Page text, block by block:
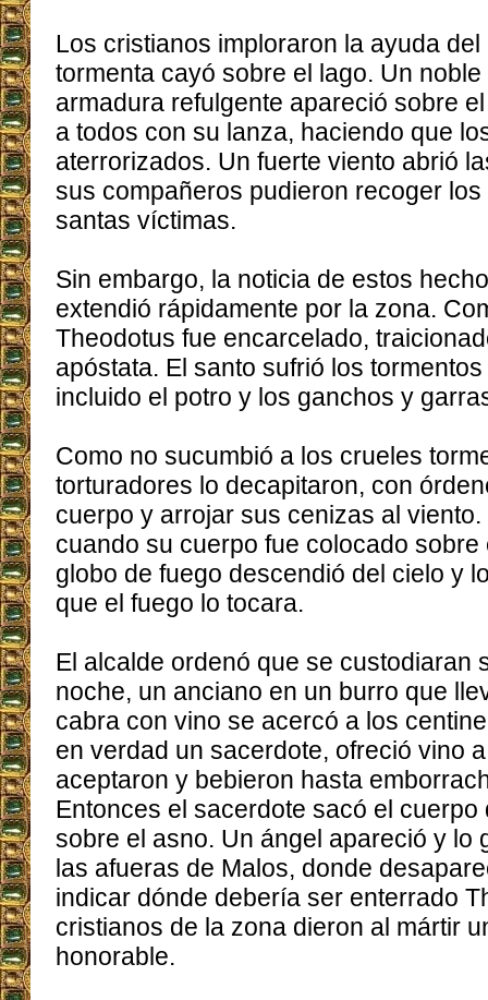
Los cristianos imploraron la ayuda
tormenta cayó sobre el lago. Un
armadura refulgente apareció sobre
a todos con su lanza, haciendo que
aterrorizados. Un fuerte viento abrió
sus compañeros pudieron recoger
santas víctimas.
Sin embargo, la noticia de estos
extendió rápidamente por la zona.
Theodotus fue encarcelado,
apóstata. El santo sufrió los
incluido el potro y los ganchos y
Como no sucumbió a los crueles
torturadores lo decapitaron, con
cuerpo y arrojar sus cenizas al
cuando su cuerpo fue colocado sobre
globo de fuego descendió del cielo y
que el fuego lo tocara.
El alcalde ordenó que se custodiaran
noche, un anciano en un burro que
cabra con vino se acercó a los
en verdad un sacerdote, ofreció vino
aceptaron y bebieron hasta
Entonces el sacerdote sacó el cuerpo
sobre el asno. Un ángel apareció y lo
las afueras de Malos, donde
indicar dónde debería ser enterrado
cristianos de la zona dieron al mártir
honorable.